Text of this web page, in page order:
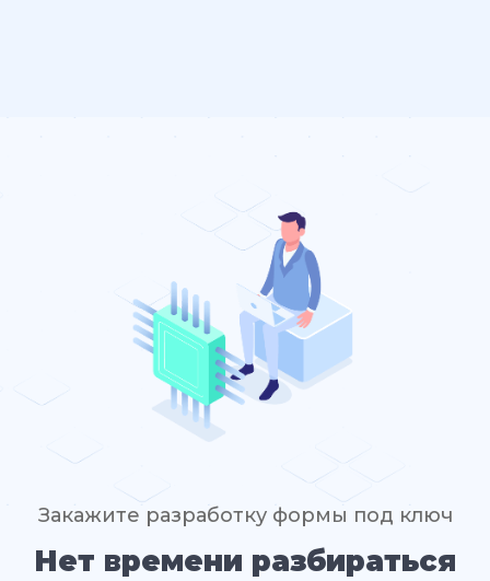
Закажите разработку формы под ключ
Нет времени разбираться